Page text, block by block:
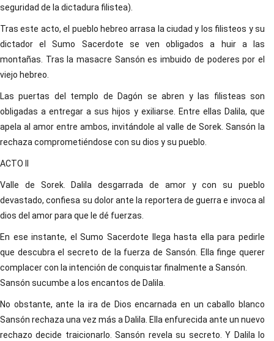
seguridad de la dictadura filistea).
Tras este acto, el pueblo hebreo arrasa la ciudad y los filisteos y su
dictador el Sumo Sacerdote se ven obligados a huir a las
montañas. Tras la masacre Sansón es imbuido de poderes por el
viejo hebreo.
Las puertas del templo de Dagón se abren y las filisteas son
obligadas a entregar a sus hijos y exiliarse. Entre ellas Dalila, que
apela al amor entre ambos, invitándole al valle de Sorek. Sansón la
rechaza comprometiéndose con su dios y su pueblo.
ACTO II
Valle de Sorek. Dalila desgarrada de amor y con su pueblo
devastado, confiesa su dolor ante la reportera de guerra e invoca al
dios del amor para que le dé fuerzas.
En ese instante, el Sumo Sacerdote llega hasta ella para pedirle
que descubra el secreto de la fuerza de Sansón. Ella finge querer
complacer con la intención de conquistar finalmente a Sansón.
Sansón sucumbe a los encantos de Dalila.
No obstante, ante la ira de Dios encarnada en un caballo blanco
Sansón rechaza una vez más a Dalila. Ella enfurecida ante un nuevo
rechazo decide traicionarlo. Sansón revela su secreto. Y Dalila lo